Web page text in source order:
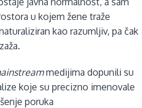
u kojem žene traže
kao razumljiv, pa čak
medijima dopunili su
koje su precizno imenovale
poruka